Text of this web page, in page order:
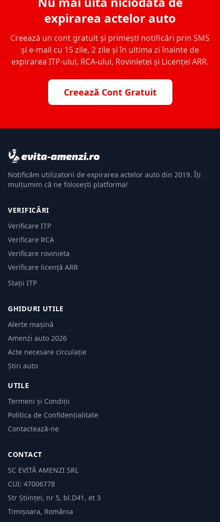
expirarea actelor auto
Creează un cont gratuit și primești notificări prin SMS
și e-mail cu 15 zile, 2 zile și în ultima zi înainte de
expirarea ITP-ului, RCA-ului, Rovinietei și Licenței ARR.
Creează Cont Gratuit
Notificăm utilizatorii de expirarea actelor auto din 2019. Îți
mulțumim că ne folosești platforma!
VERIFICĂRI
Verificare ITP
Verificare RCA
Verificare rovinieta
Verificare licență ARR
Stații ITP
GHIDURI UTILE
Alerte mașină
Amenzi auto 2026
Acte necesare circulație
Știri auto
UTILE
Termeni și Condiții
Politica de Confidențialitate
Contactează-ne
CONTACT
SC EVITĂ AMENZI SRL
CUI: 47006778
Str Științei, nr 5, bl.D41, et 3
Timișoara, România